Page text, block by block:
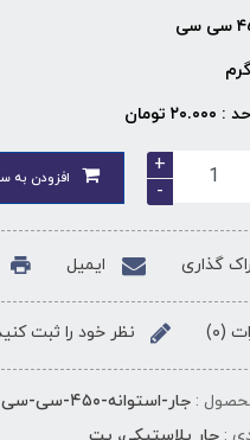
تومان
+
-
افزودن به
گذاری ایمیل
(۰) نظر خود را ثبت
:جار-استوانه-۴۵۰-سی-سی-دهانه-۷۰